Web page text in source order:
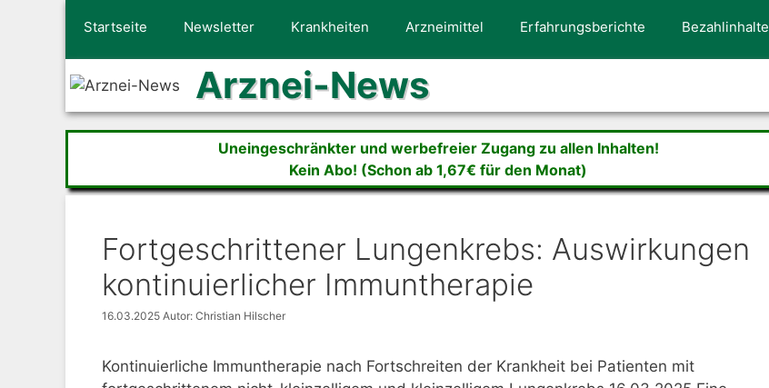
Startseite Newsletter Krankheiten Arzneimittel Erfahrungsberichte Bezahlinhalte
Arznei-News
Uneingeschränkter und werbefreier Zugang zu allen Inhalten!
Kein Abo! (Schon ab 1,67€ für den Monat)
Fortgeschrittener Lungenkrebs: Auswirkungen
kontinuierlicher Immuntherapie
16.03.2025 Autor: Christian Hilscher
Kontinuierliche Immuntherapie nach Fortschreiten der Krankheit bei Patienten mit